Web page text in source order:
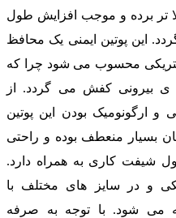
تر برده و موجب افزایش طول
این پوتین ایمنی یک محافظ
محسوب می شود چرا که
ی بیرونی کفش می گردد. از
و ارگونومیک بودن این پوتین
بسیار منعطف بوده و راحتی
شیفت کاری به همراه دارد.
و در سایز های مختلف با
می شود. با توجه به صرفه